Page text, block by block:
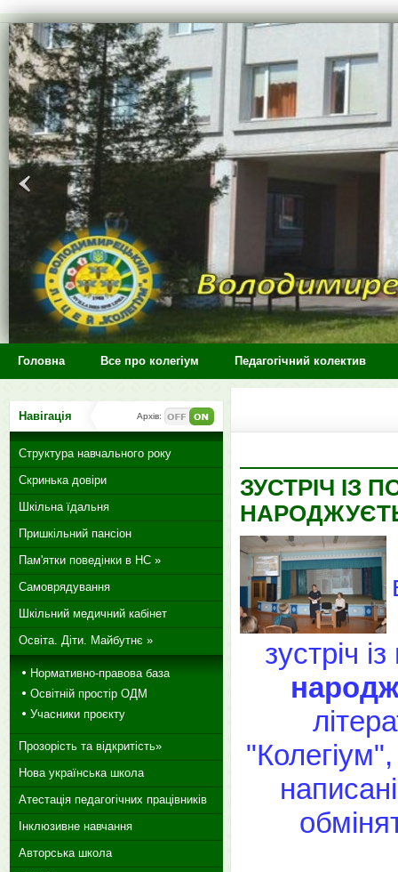
>
Головна Все про колегіум Педагогічний колектив
ЗУСТРІЧ ІЗ
зустріч
Навігація Архів:
Структура навчального року
Скринька довіри
Шкільна їдальня
Пришкільний пансіон
Пам'ятки поведінки в НС »
Самоврядування
Шкільний медичний кабінет
Освіта. Діти. Майбутнє »
Нормативно-правова база
Освітній простір ОДМ
Учасники проєкту
Прозорість та відкритість»
Нова українська школа
Атестація педагогічних працівників
Інклюзивне навчання
Авторська школа